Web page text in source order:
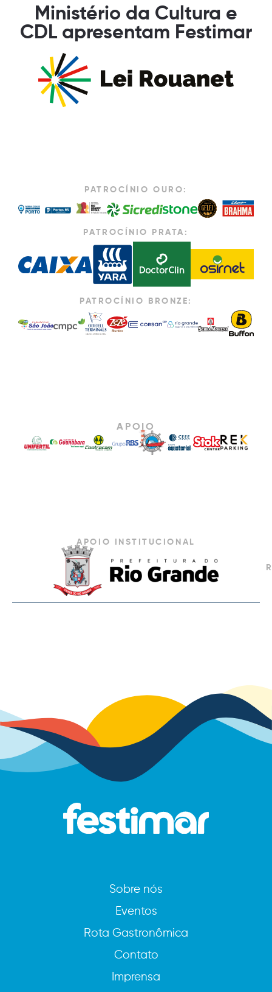
Ministério da Cultura e
CDL apresentam Festimar
PATROCÍNIO OURO:
PATROCÍNIO PRATA:
PATROCÍNIO BRONZE:
APOIO
APOIO INSTITUCIONAL
Sobre nós
Eventos
Rota Gastronômica
Contato
Imprensa